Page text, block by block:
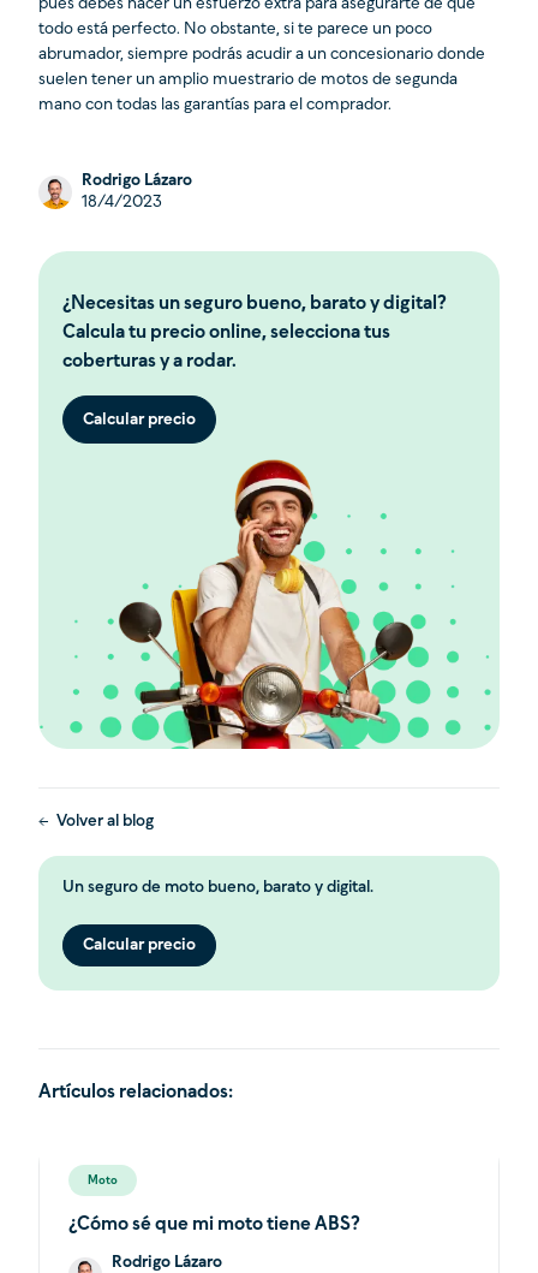
Volver al blog
Un seguro de moto bueno, barato y digital.
Calcular precio
pues debes hacer un esfuerzo extra para asegurarte de que
todo está perfecto. No obstante, si te parece un poco
abrumador, siempre podrás acudir a un concesionario donde
suelen tener un amplio muestrario de motos de segunda
mano con todas las garantías para el comprador.
Rodrigo Lázaro
18/4/2023
¿Necesitas un seguro bueno, barato y digital?
Calcula tu precio online, selecciona tus
coberturas y a rodar.
Calcular precio
Artículos relacionados:
Moto
¿Cómo sé que mi moto tiene ABS?
Rodrigo Lázaro